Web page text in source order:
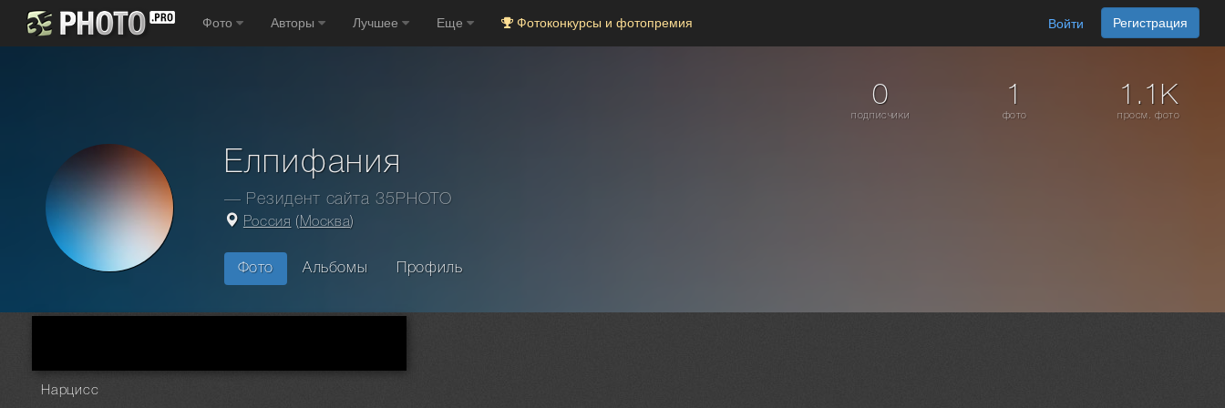
Фото Авторы Лучшее Еще Фотоконкурсы и фотопремия Войти Регистрация
0
подписчики
1
фото
1.1K
просм. фото
Елпифания
— Резидент сайта 35PHOTO
Россия ( Москва)
Фото Альбомы Профиль
Нарцисс